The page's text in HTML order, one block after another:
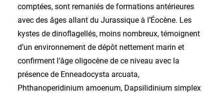
comptées, sont remaniés de formations antérieures
avec des âges allant du Jurassique à l’Éocène. Les
kystes de dinoflagellés, moins nombreux, témoignent
d’un environnement de dépôt nettement marin et
confirment l’âge oligocène de ce niveau avec la
présence de Enneadocysta arcuata,
Phthanoperidinium amoenum, Dapsilidinium simplex